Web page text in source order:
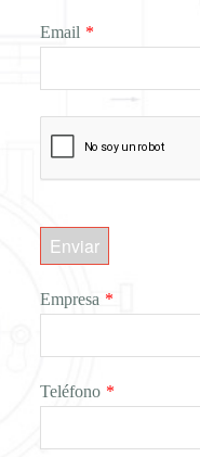
Email *
Enviar
Empresa *
Teléfono *